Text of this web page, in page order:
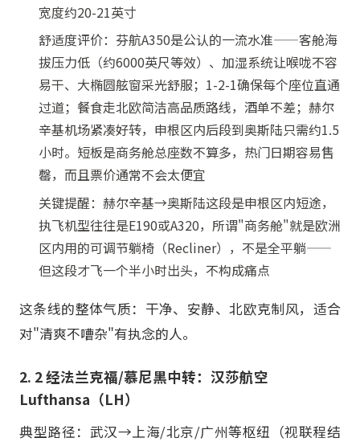
宽度约20-21英寸
舒适度评价：芬航A350是公认的一流水准——客舱海
拔压力低（约6000英尺等效）、加湿系统让喉咙不容
易干、大椭圆舷窗采光舒服；1-2-1确保每个座位直通
过道；餐食走北欧简洁高品质路线，酒单不差；赫尔
辛基机场紧凑好转，申根区内后段到奥斯陆只需约1.5
小时。短板是商务舱总座数不算多，热门日期容易售
罄，而且票价通常不会太便宜
关键提醒：赫尔辛基→奥斯陆这段是申根区内短途，
执飞机型往往是E190或A320，所谓"商务舱"就是欧洲
区内用的可调节躺椅（Recliner），不是全平躺——
但这段才飞一个半小时出头，不构成痛点
这条线的整体气质：干净、安静、北欧克制风，适合
对"清爽不嘈杂"有执念的人。
2. 2 经法兰克福/慕尼黑中转：汉莎航空
Lufthansa（LH）
典型路径：武汉→上海/北京/广州等枢纽（视联程结